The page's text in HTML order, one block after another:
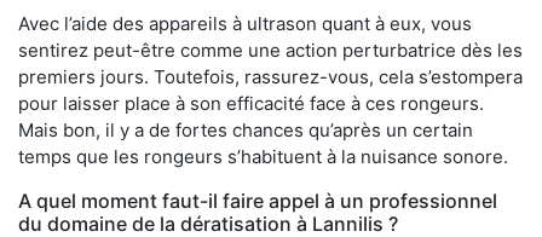
Avec l’aide des appareils à ultrason quant à eux, vous
sentirez peut-être comme une action perturbatrice dès les
premiers jours. Toutefois, rassurez-vous, cela s’estompera
pour laisser place à son efficacité face à ces rongeurs.
Mais bon, il y a de fortes chances qu’après un certain
temps que les rongeurs s’habituent à la nuisance sonore.
A quel moment faut-il faire appel à un professionnel
du domaine de la dératisation à Lannilis ?